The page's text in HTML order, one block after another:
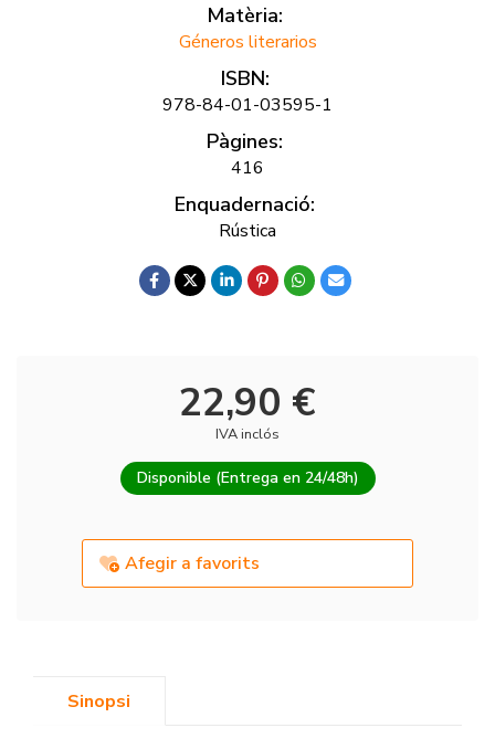
Matèria:
Géneros literarios
ISBN:
978-84-01-03595-1
Pàgines:
416
Enquadernació:
Rústica
22,90 €
IVA inclós
Disponible (Entrega en 24/48h)
Afegir a favorits
Sinopsi